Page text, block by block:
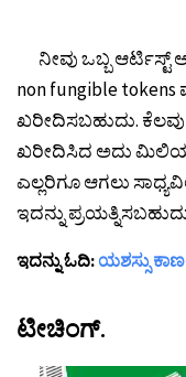
ನೀವು ಒಬ್ಬ
non fungible
ಖರೀದಿಸಬಹುದು.
ಖರೀದಿಸಿದ ಅದು
ಎಲ್ಲರಿಗೂ ಆಗಲು
ಇದನ್ನು
ಇದನ್ನು ಓದಿ: ಯಶಸ್ಸು
ಟೀಚಿಂಗ್.